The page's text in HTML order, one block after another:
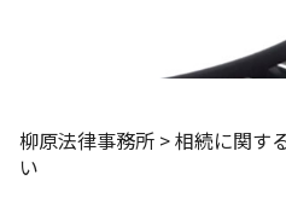
柳原法律事務所 >相続に関す
い